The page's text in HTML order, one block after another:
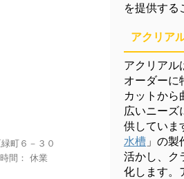
町６－３０
間： 休業
を提供する
アクリア
アクリアル
オーダーに
カットから
広いニーズ
供していま
水槽 」の
活かし、ク
化します。